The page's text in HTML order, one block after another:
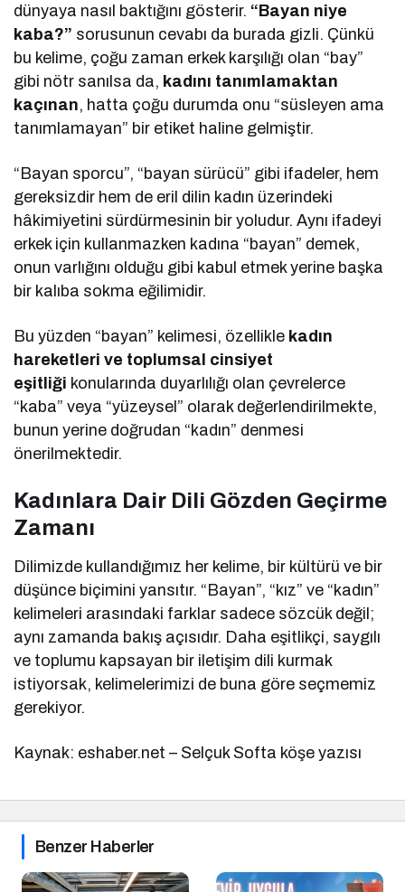
dünyaya nasıl baktığını gösterir. “Bayan niye
kaba?” sorusunun cevabı da burada gizli. Çünkü
bu kelime, çoğu zaman erkek karşılığı olan “bay”
gibi nötr sanılsa da, kadını tanımlamaktan
kaçınan, hatta çoğu durumda onu “süsleyen ama
tanımlamayan” bir etiket haline gelmiştir.
“Bayan sporcu”, “bayan sürücü” gibi ifadeler, hem
gereksizdir hem de eril dilin kadın üzerindeki
hâkimiyetini sürdürmesinin bir yoludur. Aynı ifadeyi
erkek için kullanmazken kadına “bayan” demek,
onun varlığını olduğu gibi kabul etmek yerine başka
bir kalıba sokma eğilimidir.
Bu yüzden “bayan” kelimesi, özellikle kadın
hareketleri ve toplumsal cinsiyet
eşitliği konularında duyarlılığı olan çevrelerce
“kaba” veya “yüzeysel” olarak değerlendirilmekte,
bunun yerine doğrudan “kadın” denmesi
önerilmektedir.
Kadınlara Dair Dili Gözden Geçirme
Zamanı
Dilimizde kullandığımız her kelime, bir kültürü ve bir
düşünce biçimini yansıtır. “Bayan”, “kız” ve “kadın”
kelimeleri arasındaki farklar sadece sözcük değil;
aynı zamanda bakış açısıdır. Daha eşitlikçi, saygılı
ve toplumu kapsayan bir iletişim dili kurmak
istiyorsak, kelimelerimizi de buna göre seçmemiz
gerekiyor.
Kaynak: eshaber.net – Selçuk Softa köşe yazısı
Benzer Haberler